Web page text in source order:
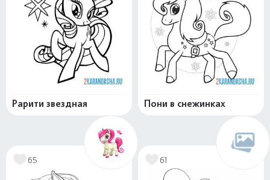
Рарити звездная Пони в снежинках
65 61